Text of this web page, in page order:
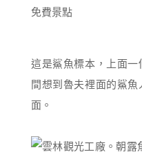
這是鯊魚標本，上面
間想到魯夫裡面的鯊
面。